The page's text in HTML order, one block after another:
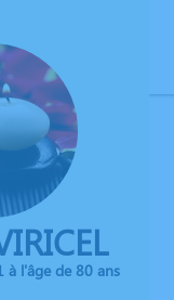
à l'âge de 80 ans